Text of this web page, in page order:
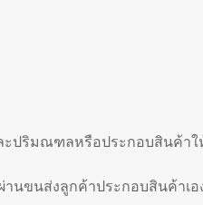
ะปริมณฑลหรือประกอบสินค้า
านขนส่งลูกค้าประกอบสินค้า